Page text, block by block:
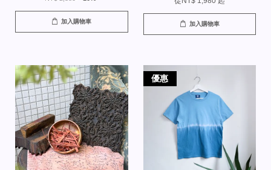
加入購物車 加入購物車
優惠